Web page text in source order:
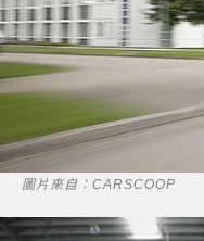
圖片來自：CARSCOOP